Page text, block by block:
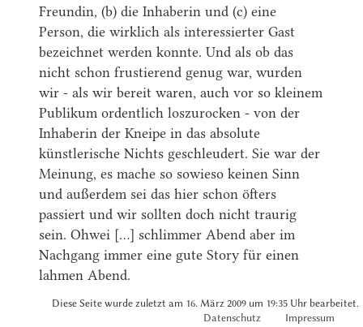
Freundin, (b) die Inhaberin und (c) eine
Person, die wirklich als interessierter Gast
bezeichnet werden konnte. Und als ob das
nicht schon frustierend genug war, wurden
wir - als wir bereit waren, auch vor so kleinem
Publikum ordentlich loszurocken - von der
Inhaberin der Kneipe in das absolute
künstlerische Nichts geschleudert. Sie war der
Meinung, es mache so sowieso keinen Sinn
und außerdem sei das hier schon öfters
passiert und wir sollten doch nicht traurig
sein. Ohwei [...] schlimmer Abend aber im
Nachgang immer eine gute Story für einen
lahmen Abend.
Diese Seite wurde zuletzt am 16. März 2009 um 19:35 Uhr bearbeitet.
Datenschutz
Impressum